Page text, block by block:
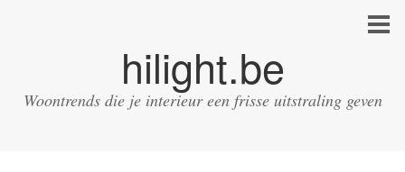
hilight.be
Woontrends die je interieur een frisse uitstraling geven